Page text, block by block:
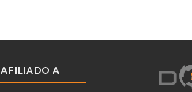
AFILIADO A